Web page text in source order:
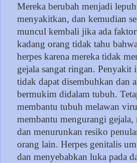
Mereka berubah menjadi
menyakitkan, dan kemudian
muncul kembali jika ada
kadang orang tidak tahu
herpes karena mereka tidak
gejala sangat ringan. Penyakit
tidak dapat disembuhkan dan
bermukim didalam tubuh.
membantu tubuh melawan
membantu mengurangi
dan menurunkan resiko
orang lain. Herpes genitalis
dan menyebabkan luka pada